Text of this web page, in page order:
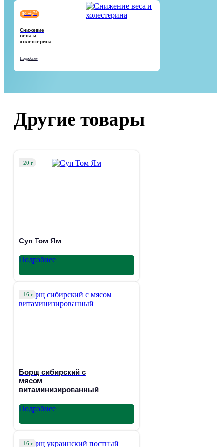
до -4,7*
Снижение
веса и
холестерина
Подробнее
Другие товары
20 г
Суп Том Ям
Подробнее
16 г
Борщ сибирский с
мясом
витаминизированный
Подробнее
16 г